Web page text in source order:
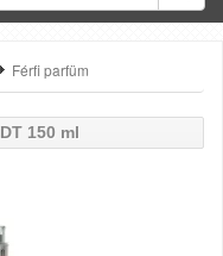
Férfi parfüm
150 ml